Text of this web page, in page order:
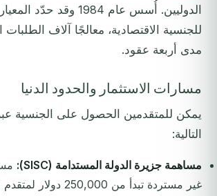
الدوليين. أُسس عام 1984 وقد
للجنسية الاقتصادية، معالجًا آلاف
مدى أربعة عقود.
مسارات الاستثمار والحدود الدنيا
يمكن للمتقدمين الحصول على الجنسية
التالية:
مساهمة جزيرة الدولة المستدامة (SISC):
غير مستردة تبدأ من